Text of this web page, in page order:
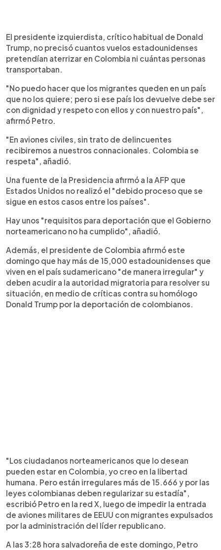
El presidente izquierdista, crítico habitual de Donald
Trump, no precisó cuantos vuelos estadounidenses
pretendían aterrizar en Colombia ni cuántas personas
transportaban.
"No puedo hacer que los migrantes queden en un país
que no los quiere; pero si ese país los devuelve debe ser
con dignidad y respeto con ellos y con nuestro país",
afirmó Petro.
"En aviones civiles, sin trato de delincuentes
recibiremos a nuestros connacionales. Colombia se
respeta", añadió.
Una fuente de la Presidencia afirmó a la AFP que
Estados Unidos no realizó el "debido proceso que se
sigue en estos casos entre los países".
Hay unos "requisitos para deportación que el Gobierno
norteamericano no ha cumplido", añadió.
Además, el presidente de Colombia afirmó este
domingo que hay más de 15,000 estadounidenses que
viven en el país sudamericano "de manera irregular" y
deben acudir a la autoridad migratoria para resolver su
situación, en medio de críticas contra su homólogo
Donald Trump por la deportación de colombianos.
"Los ciudadanos norteamericanos que lo desean
pueden estar en Colombia, yo creo en la libertad
humana. Pero están irregulares más de 15.666 y por las
leyes colombianas deben regularizar su estadía",
escribió Petro en la red X, luego de impedir la entrada
de aviones militares de EEUU con migrantes expulsados ​​
por la administración del líder republicano.
A las 3:28 hora salvadoreña de este domingo, Petro